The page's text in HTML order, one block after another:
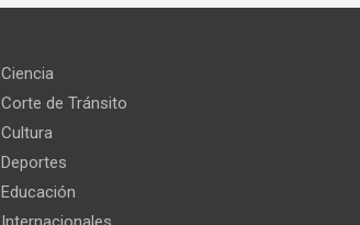
Ciencia
Corte de Tránsito
Cultura
Deportes
Educación